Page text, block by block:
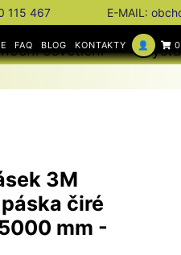
115 467 E-MAIL:
FAQ BLOG KONTAKTY 👤 0
osvětlení
3M
čiré
mm -